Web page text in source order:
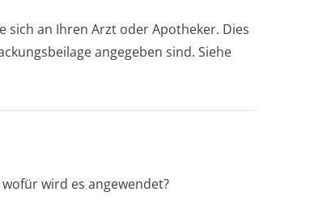
sich an Ihren Arzt oder Apotheker. Dies
angegeben sind. Siehe
wird es angewendet?